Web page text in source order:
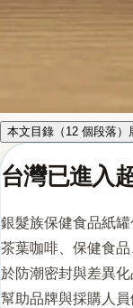
本文目錄（ 12 個段落）
台灣已進入
銀髮族保健食品紙
茶葉咖啡、保健食
於防潮密封與差異
幫助品牌與採購人員